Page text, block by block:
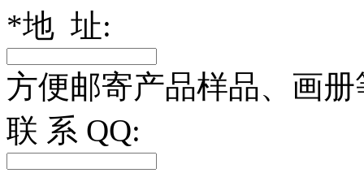
*地 址:
方便邮寄产品样品、画
联 系 QQ: